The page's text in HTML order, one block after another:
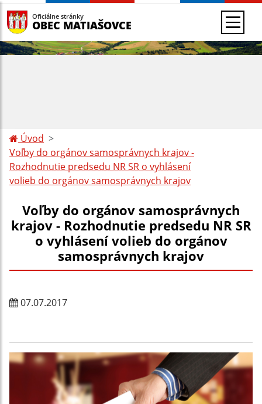
Oficiálne stránky
OBEC MATIAŠOVCE
Úvod
Voľby do orgánov samosprávnych krajov -
Rozhodnutie predsedu NR SR o vyhlásení
volieb do orgánov samosprávnych krajov
Voľby do orgánov samosprávnych
krajov - Rozhodnutie predsedu NR SR
o vyhlásení volieb do orgánov
samosprávnych krajov
07.07.2017